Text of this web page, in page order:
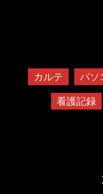
カルテ パソ
看護記録